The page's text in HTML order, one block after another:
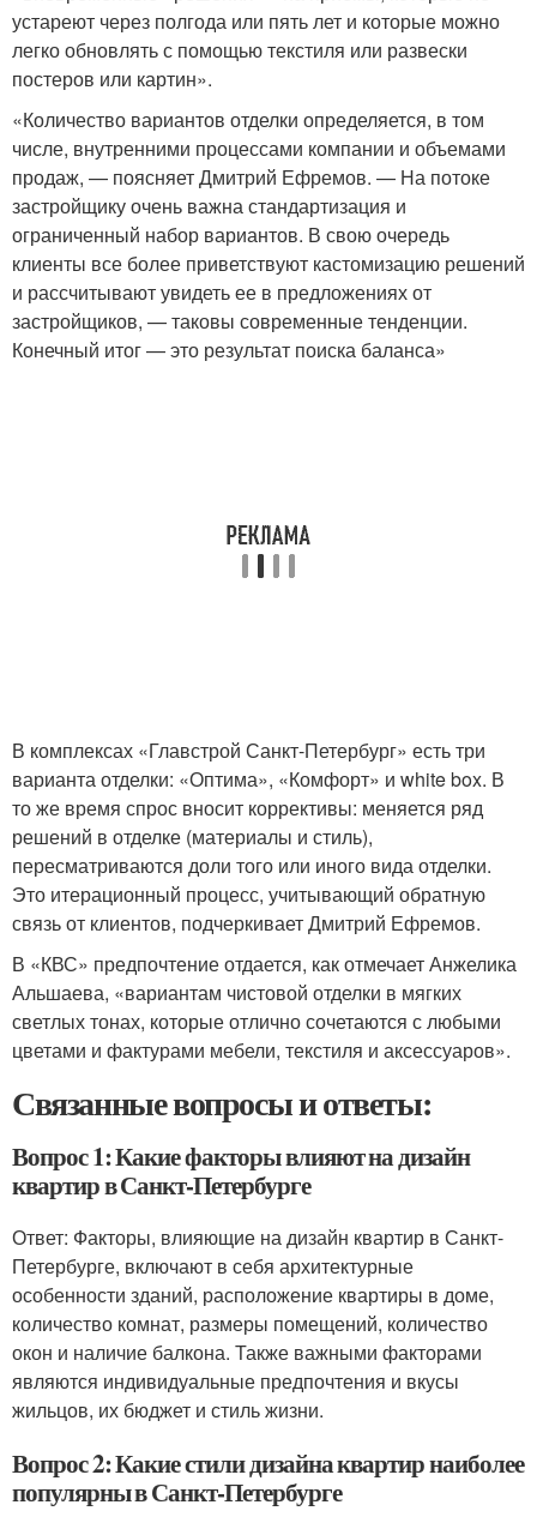
устареют через полгода или пять лет и которые можно
легко обновлять с помощью текстиля или развески
постеров или картин».
«Количество вариантов отделки определяется, в том
числе, внутренними процессами компании и объемами
продаж, — поясняет Дмитрий Ефремов. — На потоке
застройщику очень важна стандартизация и
ограниченный набор вариантов. В свою очередь
клиенты все более приветствуют кастомизацию решений
и рассчитывают увидеть ее в предложениях от
застройщиков, — таковы современные тенденции.
Конечный итог — это результат поиска баланса»
В комплексах «Главстрой Санкт-Петербург» есть три
варианта отделки: «Оптима», «Комфорт» и white box. В
то же время спрос вносит коррективы: меняется ряд
решений в отделке (материалы и стиль),
пересматриваются доли того или иного вида отделки.
Это итерационный процесс, учитывающий обратную
связь от клиентов, подчеркивает Дмитрий Ефремов.
В «КВС» предпочтение отдается, как отмечает Анжелика
Альшаева, «вариантам чистовой отделки в мягких
светлых тонах, которые отлично сочетаются с любыми
цветами и фактурами мебели, текстиля и аксессуаров».
Связанные вопросы и ответы:
Вопрос 1: Какие факторы влияют на дизайн
квартир в Санкт-Петербурге
Ответ: Факторы, влияющие на дизайн квартир в Санкт-
Петербурге, включают в себя архитектурные
особенности зданий, расположение квартиры в доме,
количество комнат, размеры помещений, количество
окон и наличие балкона. Также важными факторами
являются индивидуальные предпочтения и вкусы
жильцов, их бюджет и стиль жизни.
Вопрос 2: Какие стили дизайна квартир наиболее
популярны в Санкт-Петербурге